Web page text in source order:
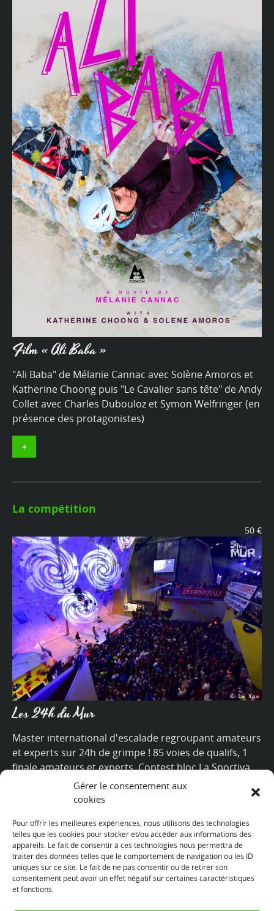
Gérer le consentement aux
cookies
Pour offrir les meilleures expériences, nous utilisons des technologies
telles que les cookies pour stocker et/ou accéder aux informations des
appareils. Le fait de consentir à ces technologies nous permettra de
traiter des données telles que le comportement de navigation ou les ID
uniques sur ce site. Le fait de ne pas consentir ou de retirer son
consentement peut avoir un effet négatif sur certaines caractéristiques
et fonctions.
Film « Ali Baba »
"Ali Baba" de Mélanie Cannac avec Solène Amoros et
Katherine Choong puis "Le Cavalier sans tête" de Andy
Collet avec Charles Dubouloz et Symon Welfringer (en
présence des protagonistes)
+
La compétition
50 €
Les 24h du Mur
Master international d'escalade regroupant amateurs
et experts sur 24h de grimpe ! 85 voies de qualifs, 1
finale amateurs et experts. Contest bloc La Sportiva,
village marques, concerts, food trucks, ambiance sud-
ouest garantie !
+
Nous suivre